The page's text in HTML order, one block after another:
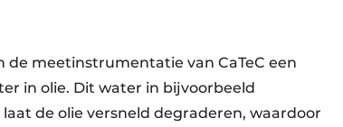
de meetinstrumentatie van CaTeC een
in olie. Dit water in bijvoorbeeld
de olie versneld degraderen, waardoor